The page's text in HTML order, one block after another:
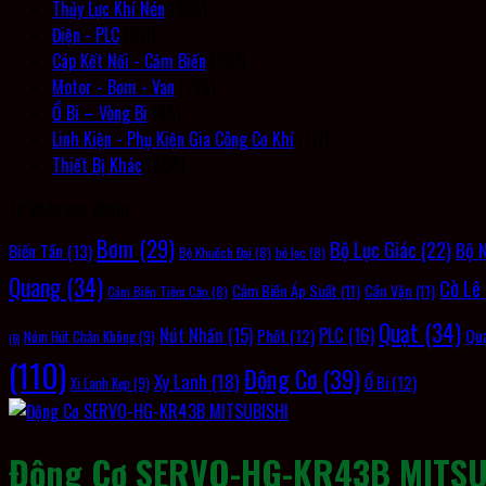
Thủy Lực Khí Nén
Điện - PLC
Cáp Kết Nối - Cảm Biến
Motor - Bơm - Van
Ổ Bi – Vòng Bi
Linh Kiện - Phụ Kiện Gia Công Cơ Khí
Thiết Bị Khác
Biến Tần (13) Bơm (29) Bộ Khuếch Đại (8) bộ lọc (8) Bộ Lục Giác (22) Bộ
Quang (34) Cảm Biến Tiệm Cận (8) Cảm Biến Áp Suất (11) Cần Vặn (11) Cờ Lê
(6) Núm Hút Chân Không(9) Nút Nhấn (15) Phốt (12) PLC (16) Quạt (34)
(110) Xi Lanh Kẹp (9) Xy Lanh (18)Động Cơ (39)Ổ Bi(12)
Động Cơ SERVO-HG-KR43B